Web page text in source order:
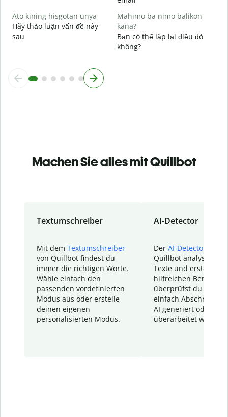
Ato kining hisgotan unya
Hãy thảo luận vấn đề này
sau
Mahimo ba nimo balikon
kana?
Bạn có thể lặp lại điều đó
không?
Machen Sie alles mit Quillbot
Textumschreiber
Mit dem Textumschreiber
von Quillbot findest du
immer die richtigen Worte.
Wähle einfach den
passenden vordefinierten
Modus aus oder erstelle
deinen eigenen
personalisierten Modus.
AI-Detector
Der AI-Detector
Quillbot analysiert
Texte und erstellt
hilfreichen Bericht.
überprüfst du
einfach Abschnitte,
AI generiert oder
überarbeitet wurden.